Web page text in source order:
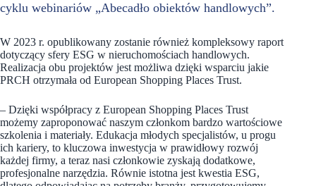
cyklu webinariów „Abecadło obiektów handlowych”.
W 2023 r. opublikowany zostanie również kompleksowy raport
dotyczący sfery ESG w nieruchomościach handlowych.
Realizacja obu projektów jest możliwa dzięki wsparciu jakie
PRCH otrzymała od European Shopping Places Trust.
– Dzięki współpracy z European Shopping Places Trust
możemy zaproponować naszym członkom bardzo wartościowe
szkolenia i materiały. Edukacja młodych specjalistów, u progu
ich kariery, to kluczowa inwestycja w prawidłowy rozwój
każdej firmy, a teraz nasi członkowie zyskają dodatkowe,
profesjonalne narzędzia. Równie istotna jest kwestia ESG,